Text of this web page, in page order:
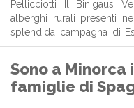
Pellicciotti Il Binigaus
alberghi rurali presenti
splendida campagna di
questo hotel di 4
Sono a
famiglie di